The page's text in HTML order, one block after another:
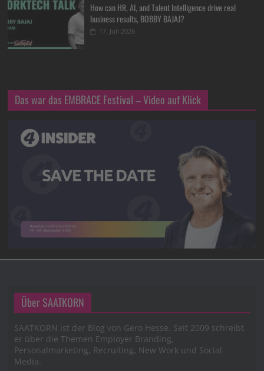
How can HR, AI, and Talent Intelligence drive real
business results, BOBBY BAJAJ?
17. Juli 2026
Das war das EMBRACE Festival – Video auf Klick
Über SAATKORN
SAATKORN ist der Blog von Gero Hesse. Seit 2009 schreibt
er über die Themen Employer Branding,
Personalmarketing, Recruiting, New Work und Social
Media.